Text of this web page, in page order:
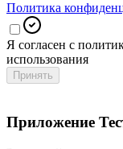
Политика
Я согласен с
использования
Принять
Приложение